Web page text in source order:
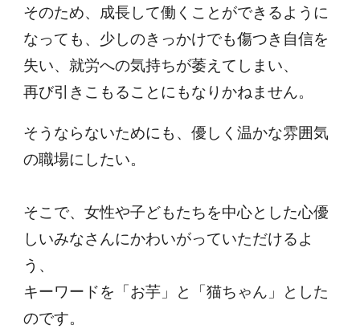
そのため、成長して働くことができるように
なっても、少しのきっかけでも傷つき自信を
失い、就労への気持ちが萎えてしまい、
再び引きこもることにもなりかねません。
そうならないためにも、優しく温かな雰囲気
の職場にしたい。
そこで、女性や子どもたちを中心とした心優
しいみなさんにかわいがっていただけるよ
う、
キーワードを「お芋」と「猫ちゃん」とした
のです。